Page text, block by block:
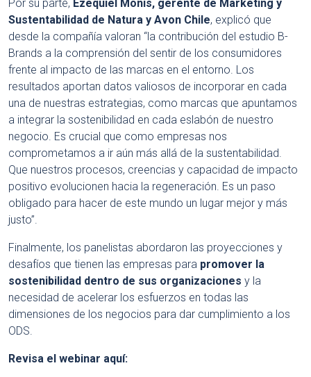
Por su parte, Ezequiel Monis, gerente de Marketing y
Sustentabilidad de Natura y Avon Chile, explicó que
desde la compañía valoran “la contribución del estudio B-
Brands a la comprensión del sentir de los consumidores
frente al impacto de las marcas en el entorno. Los
resultados aportan datos valiosos de incorporar en cada
una de nuestras estrategias, como marcas que apuntamos
a integrar la sostenibilidad en cada eslabón de nuestro
negocio. Es crucial que como empresas nos
comprometamos a ir aún más allá de la sustentabilidad.
Que nuestros procesos, creencias y capacidad de impacto
positivo evolucionen hacia la regeneración. Es un paso
obligado para hacer de este mundo un lugar mejor y más
justo”.
Finalmente, los panelistas abordaron las proyecciones y
desafíos que tienen las empresas para promover la
sostenibilidad dentro de sus organizaciones y la
necesidad de acelerar los esfuerzos en todas las
dimensiones de los negocios para dar cumplimiento a los
ODS.
Revisa el webinar aquí: